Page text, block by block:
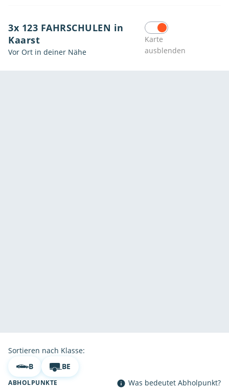
3x 123 FAHRSCHULEN in
Kaarst
Vor Ort in deiner Nähe
Karte
ausblenden
Sortieren nach Klasse:
B
BE
ABHOLPUNKTE Was bedeutet Abholpunkt?